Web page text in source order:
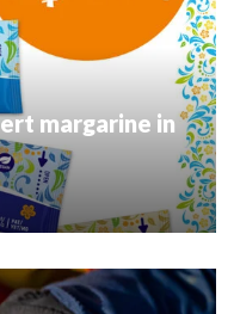
margarine in